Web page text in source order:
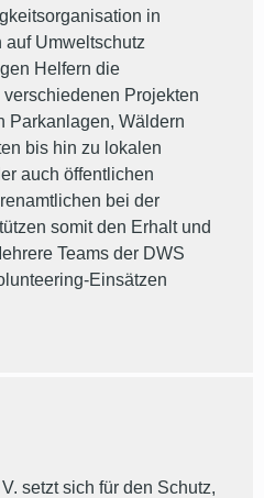
in
Umweltschutz
Helfern die
Projekten
Parkanlagen, Wäldern
bis hin zu lokalen
auch öffentlichen
bei der
somit den Erhalt und
Teams der DWS
Einsätzen
setzt sich für den Schutz,